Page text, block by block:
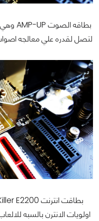
اولويات الانترن بالسبه